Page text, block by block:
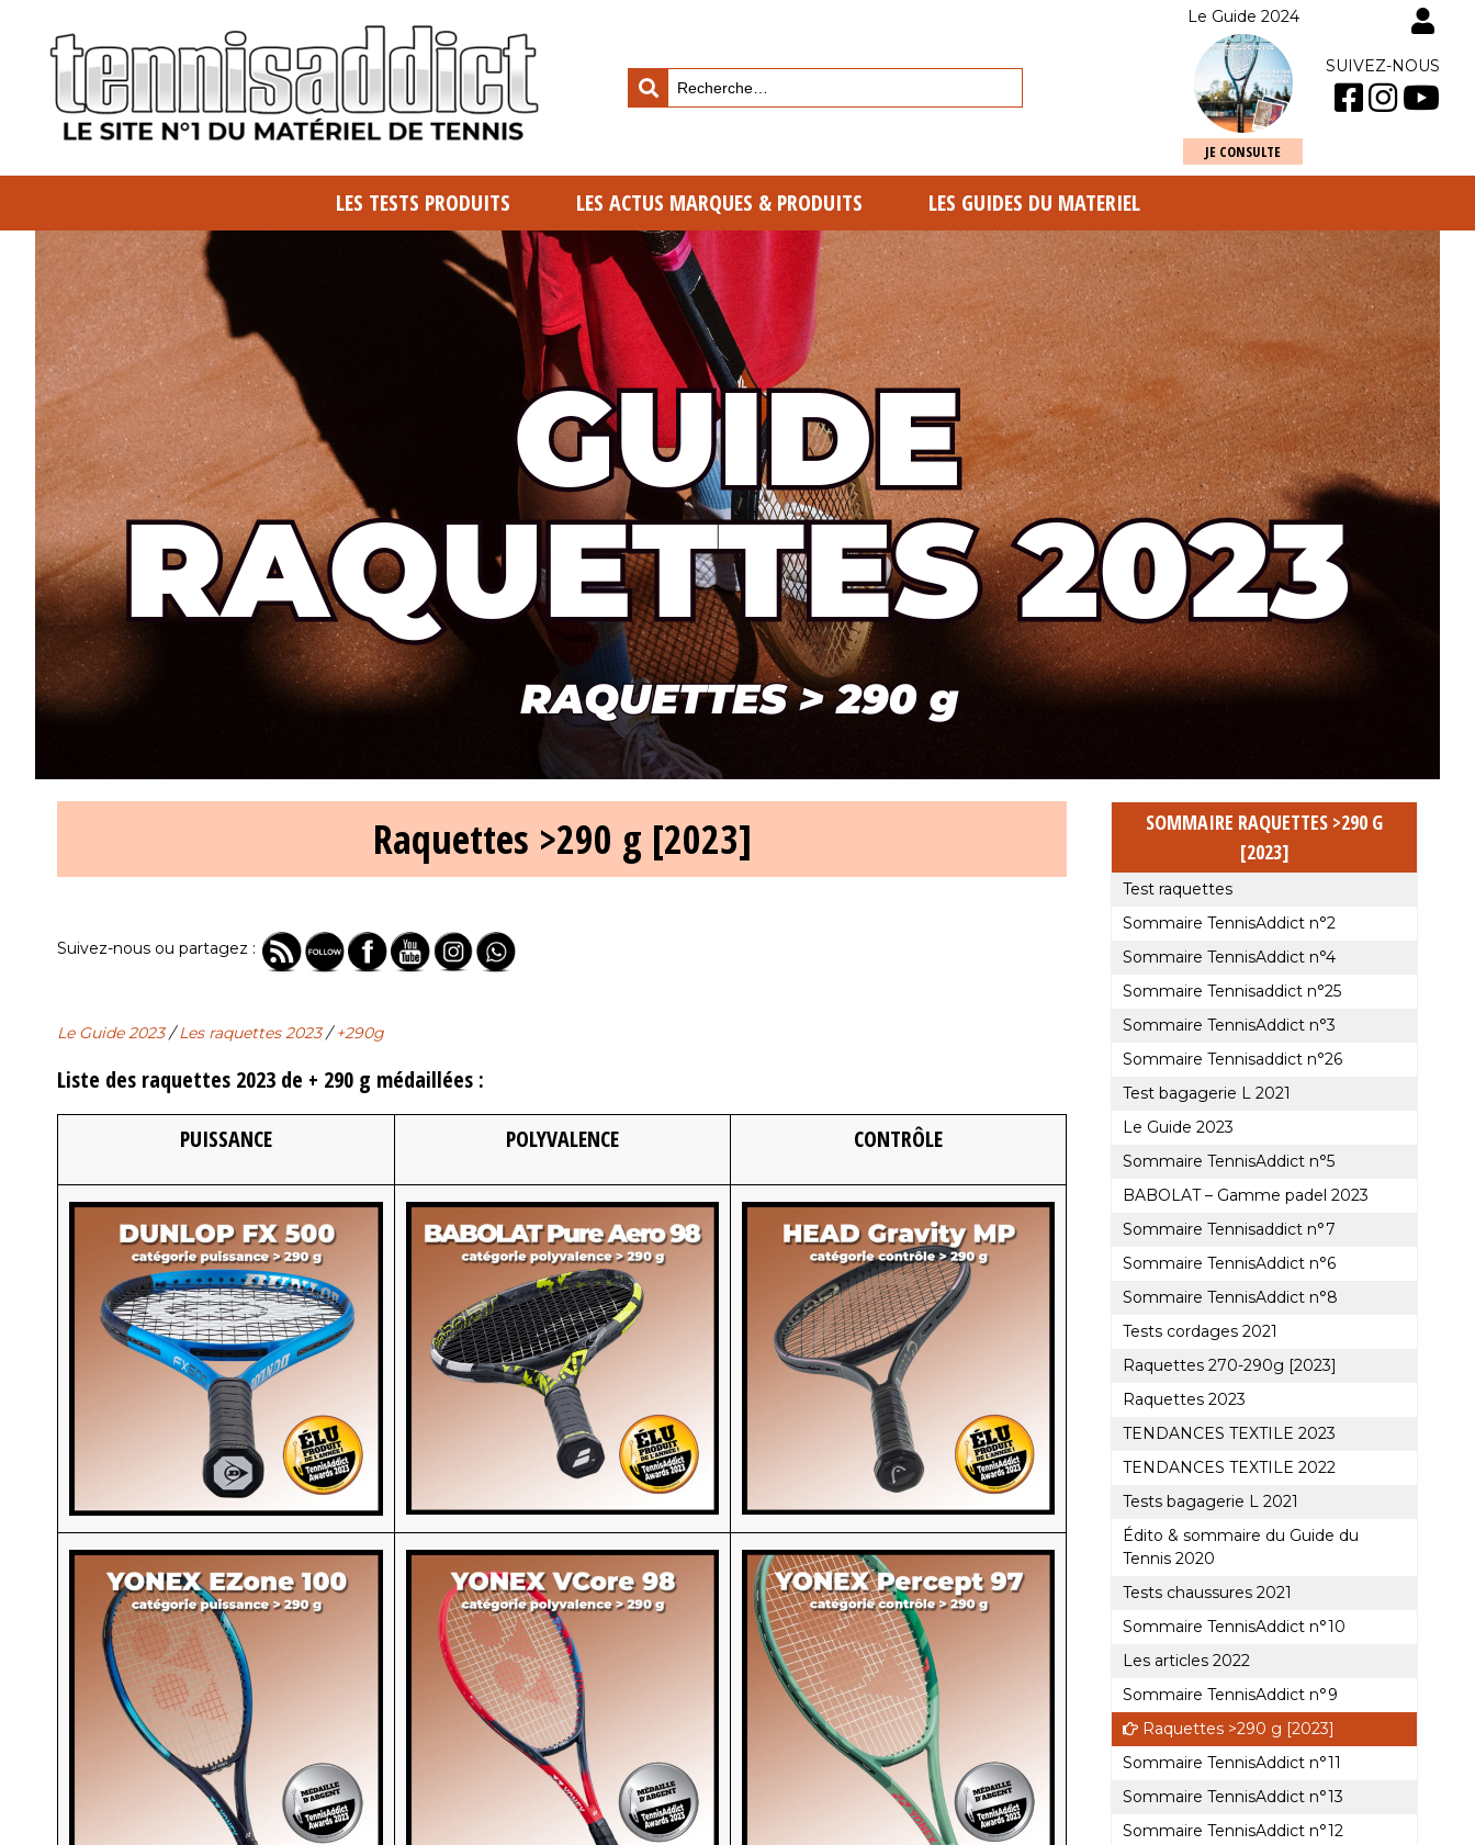
Le Guide 2024
JE CONSULTE
SUIVEZ-NOUS
LES TESTS PRODUITS LES ACTUS MARQUES & PRODUITS LES GUIDES DU MATERIEL
Raquettes >290 g [2023]
Suivez-nous ou partagez :
Le Guide 2023/Les raquettes 2023/+290g
Liste des raquettes 2023 de + 290 g médaillées :
PUISSANCE
POLYVALENCE CONTRÔLE
SOMMAIRE RAQUETTES >290 G
[2023]
Test raquettes
Sommaire TennisAddict n°2
Sommaire TennisAddict n°4
Sommaire Tennisaddict n°25
Sommaire TennisAddict n°3
Sommaire Tennisaddict n°26
Test bagagerie L 2021
Le Guide 2023
Sommaire TennisAddict n°5
BABOLAT – Gamme padel 2023
Sommaire Tennisaddict n°7
Sommaire TennisAddict n°6
Sommaire TennisAddict n°8
Tests cordages 2021
Raquettes 270-290g [2023]
Raquettes 2023
TENDANCES TEXTILE 2023
TENDANCES TEXTILE 2022
Tests bagagerie L 2021
Édito & sommaire du Guide du
Tennis 2020
Tests chaussures 2021
Sommaire TennisAddict n°10
Les articles 2022
Sommaire TennisAddict n°9
Raquettes >290 g [2023]
Sommaire TennisAddict n°11
Sommaire TennisAddict n°13
Sommaire TennisAddict n°12